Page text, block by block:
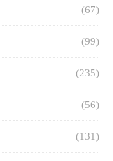
(67)
(99)
(235)
(56)
(131)